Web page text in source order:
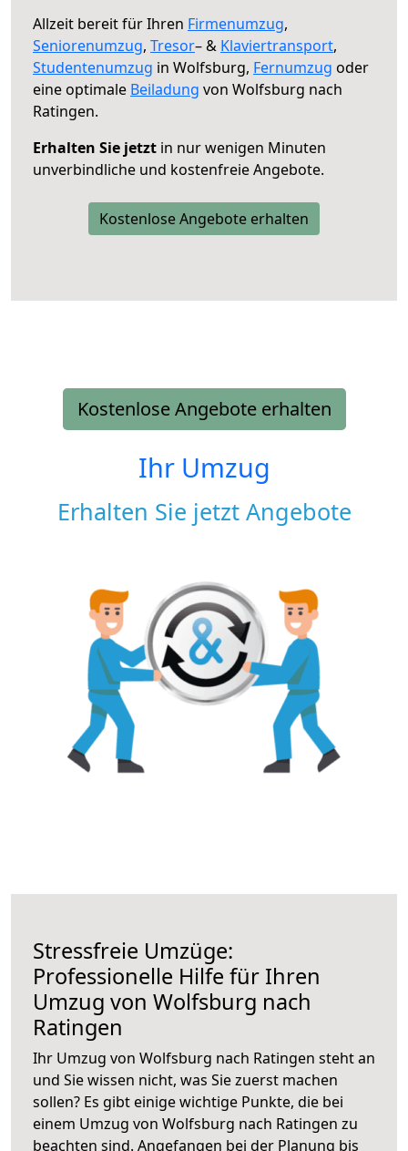
Allzeit bereit für Ihren Firmenumzug,
Seniorenumzug, Tresor– & Klaviertransport,
Studentenumzug in Wolfsburg, Fernumzug oder
eine optimale Beiladung von Wolfsburg nach
Ratingen.
Erhalten Sie jetzt in nur wenigen Minuten
unverbindliche und kostenfreie Angebote.
Kostenlose Angebote erhalten
Kostenlose Angebote erhalten
Ihr Umzug
Erhalten Sie jetzt Angebote
Stressfreie Umzüge:
Professionelle Hilfe für Ihren
Umzug von Wolfsburg nach
Ratingen
Ihr Umzug von Wolfsburg nach Ratingen steht an
und Sie wissen nicht, was Sie zuerst machen
sollen? Es gibt einige wichtige Punkte, die bei
einem Umzug von Wolfsburg nach Ratingen zu
beachten sind. Angefangen bei der Planung bis